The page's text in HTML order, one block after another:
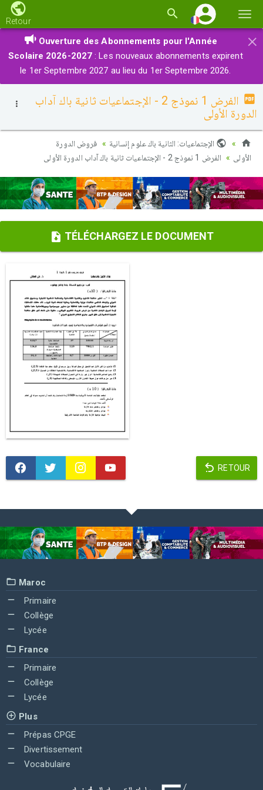
la
Retour
×
Ouverture des Abonnements pour l'Année
Scolaire 2026-2027 : Les nouveaux abonnements expirent
le 1er Septembre 2027 au lieu du 1er Septembre 2026.
الفرض 1 نموذج 2 - الإجتماعيات ثانية باك آداب
الدورة الأولى
الإجتماعيات: الثانية باك علوم إنسانية
فروض الدورة
الأولى
الفرض 1 نموذج 2 - الإجتماعيات ثانية باك آداب الدورة الأولى
TÉLÉCHARGEZ LE DOCUMENT
RETOUR
Maroc
Primaire
Collège
Lycée
France
Primaire
Collège
Lycée
Plus
Prépas CPGE
Divertissement
Vocabulaire